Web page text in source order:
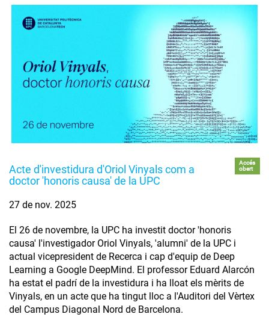
Acte d'investidura d'Oriol Vinyals com a
doctor 'honoris causa' de la UPC
Accés
obert
27 de nov. 2025
El 26 de novembre, la UPC ha investit doctor 'honoris
causa' l'investigador Oriol Vinyals, 'alumni' de la UPC i
actual vicepresident de Recerca i cap d'equip de Deep
Learning a Google DeepMind. El professor Eduard Alarcón
ha estat el padrí de la investidura i ha lloat els mèrits de
Vinyals, en un acte que ha tingut lloc a l'Auditori del Vèrtex
del Campus Diagonal Nord de Barcelona.